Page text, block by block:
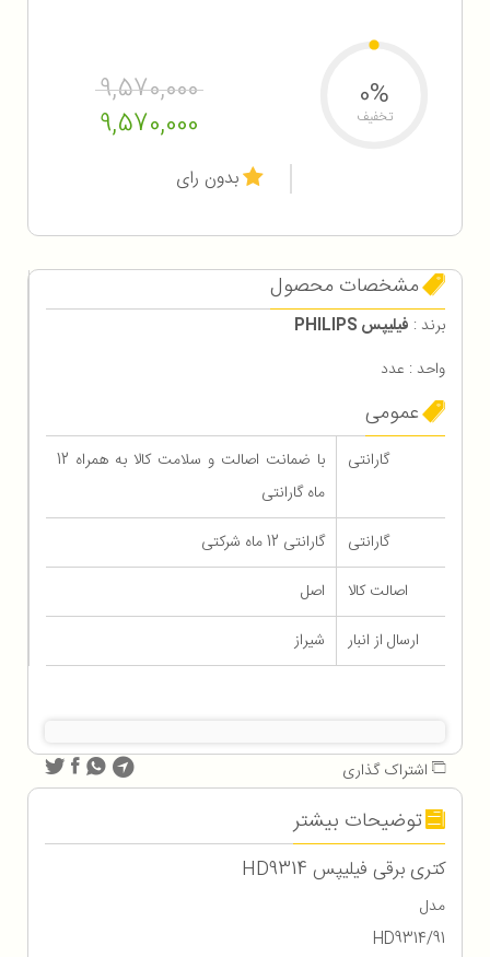
9,570,000
9,570,000
0%
تخفیف
بدون رای
مشخصات محصول
برند : فیلیپس PHILIPS
واحد : عدد
عمومی
گارانتی
با ضمانت اصالت و سلامت کالا به همراه 12
ماه گارانتی
گارانتی
گارانتی 12 ماه شرکتی
اصالت کالا
اصل
ارسال از انبار
شیراز
اشتراک گذاری
توضیحات بیشتر
کتری برقی فیلیپس HD9314
مدل
HD9314/91